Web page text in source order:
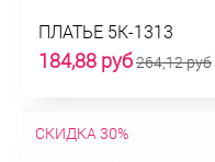
ПЛАТЬЕ 5К-1313
184,88 руб264,12 руб
СКИДКА 30%